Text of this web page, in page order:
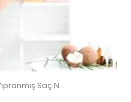
4 Günde Yıpranmış Saç Nasıl Onarılır - 7 Günde Yanan Saç Nasıl Düzelir?